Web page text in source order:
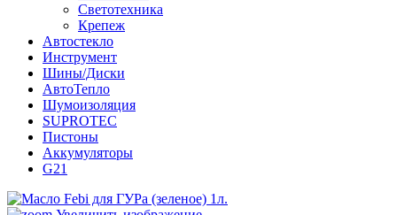
Светотехника
Крепеж
Автостекло
Инструмент
Шины/Диски
АвтоТепло
Шумоизоляция
SUPROTEC
Пистоны
Аккумуляторы
G21